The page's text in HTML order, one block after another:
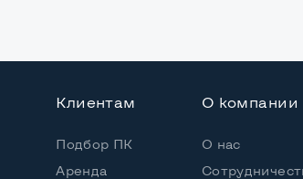
Клиентам
Подбор ПК
Аренда
О компании
О нас